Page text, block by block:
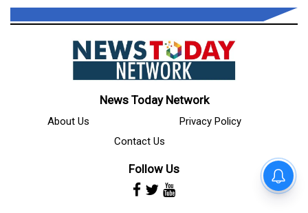
News Today Network
About Us
Privacy Policy
Contact Us
Follow Us